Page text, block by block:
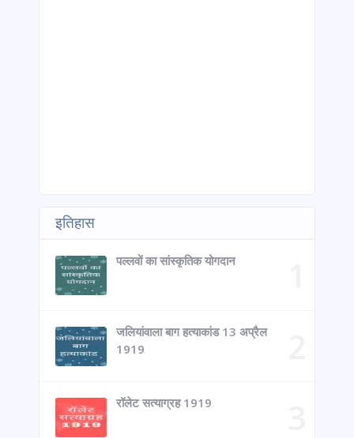
इतिहास
पल्लवों का सांस्कृतिक योगदान
जलियांवाला बाग हत्याकांड 13 अप्रैल
1919
रॉलेट सत्याग्रह 1919